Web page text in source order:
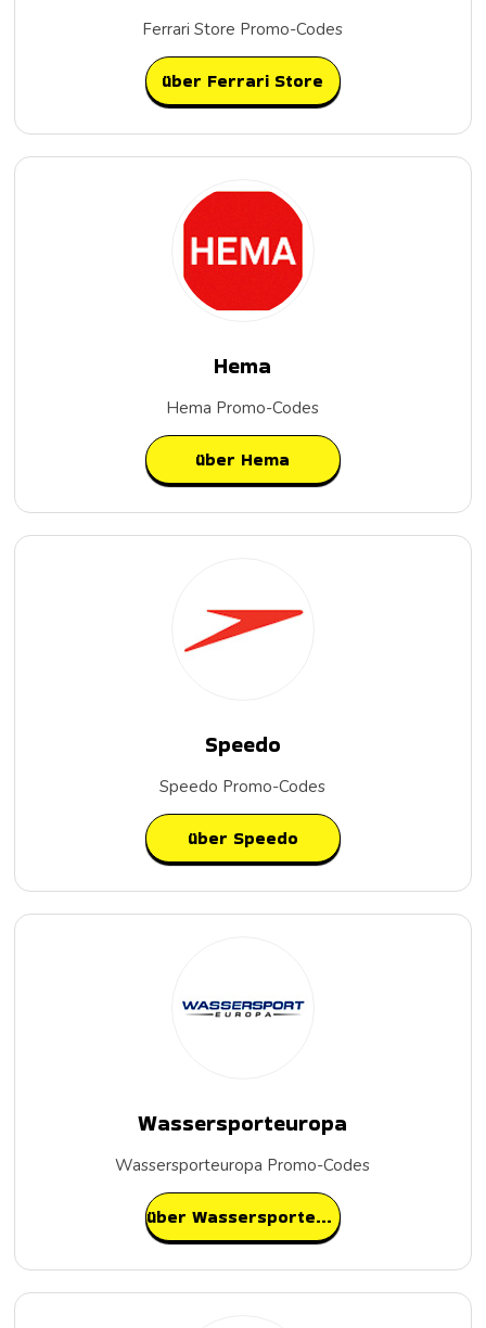
Ferrari Store Promo-Codes
über Ferrari Store
Hema
Hema Promo-Codes
über Hema
Speedo
Speedo Promo-Codes
über Speedo
Wassersporteuropa
Wassersporteuropa Promo-Codes
über Wassersporteuropa